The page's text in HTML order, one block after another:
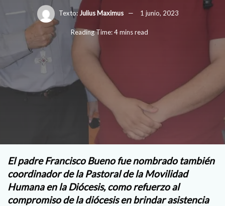
Texto: Julius Maximus 1 junio, 2023
Reading Time: 4 mins read
El padre Francisco Bueno fue nombrado también
coordinador de la Pastoral de la Movilidad
Humana en la Diócesis, como refuerzo al
compromiso de la diócesis en brindar asistencia